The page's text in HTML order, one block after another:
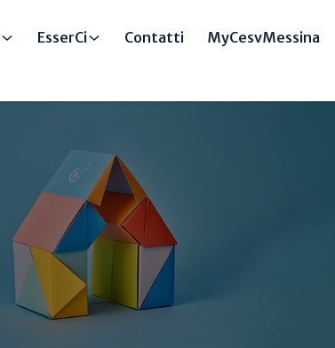
EsserCi Contatti MyCesvMessina